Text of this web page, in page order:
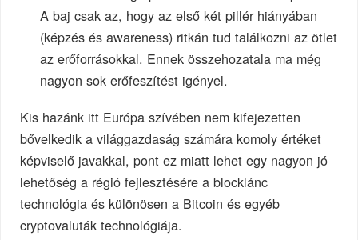
A baj csak az, hogy az első két pillér hiányában
(képzés és awareness) ritkán tud találkozni az ötlet
az erőforrásokkal. Ennek összehozatala ma még
nagyon sok erőfeszítést igényel.
Kis hazánk itt Európa szívében nem kifejezetten
bővelkedik a világgazdaság számára komoly értéket
képviselő javakkal, pont ez miatt lehet egy nagyon jó
lehetőség a régió fejlesztésére a blocklánc
technológia és különösen a Bitcoin és egyéb
cryptovaluták technológiája.